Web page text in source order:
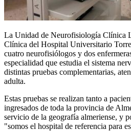
La Unidad de Neurofisiología Clínica
Clínica del Hospital Universitario
cuatro neurofisiólogos y dos
especialidad que estudia el sistema
distintas pruebas complementarias,
adulta.
Estas pruebas se realizan tanto a
ingresados de toda la provincia de
servicio de la geografía almeriense, y
"somos el hospital de referencia para